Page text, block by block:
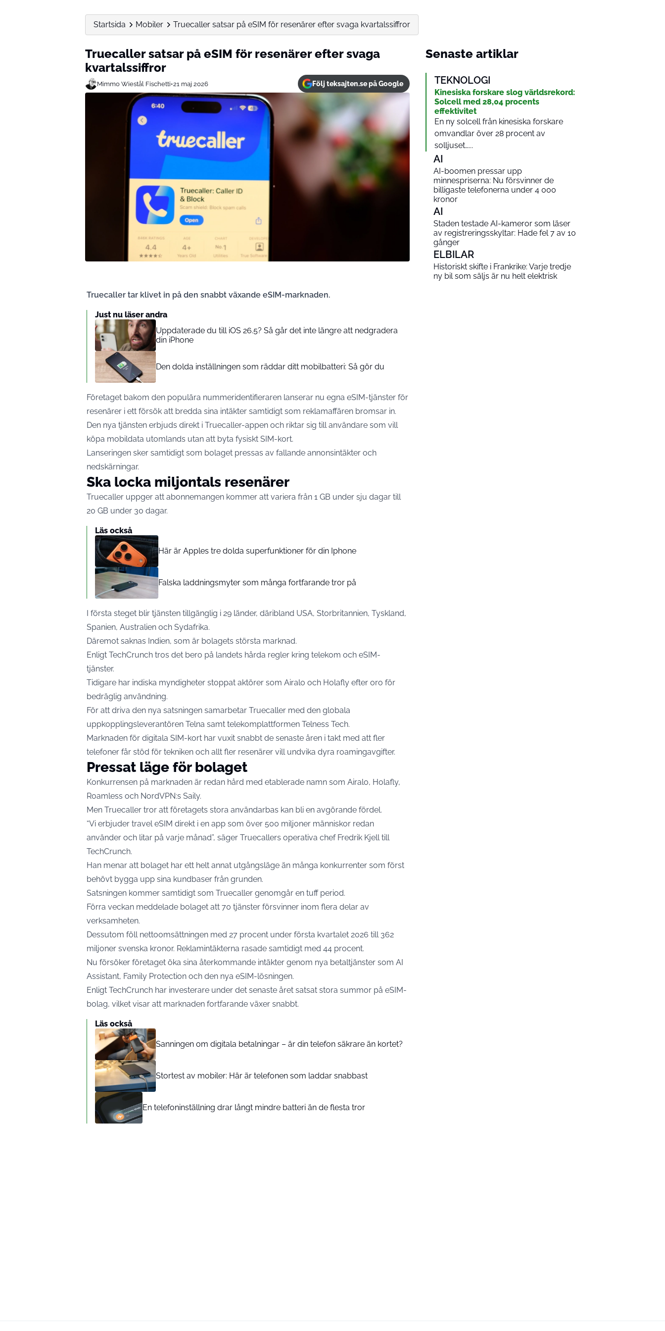
Startsida Mobiler Truecaller satsar på eSIM för resenärer efter svaga kvartalssiffror
Truecaller satsar på eSIM för resenärer efter svaga
kvartalssiffror
Mimmo Wiestål Fischetti•21 maj 2026 Följ teksajten.se på Google
Truecaller tar klivet in på den snabbt växande eSIM-marknaden.
Just nu läser andra
Uppdaterade du till iOS 26.5? Så går det inte längre att nedgradera
din iPhone
Den dolda inställningen som räddar ditt mobilbatteri: Så gör du
Företaget bakom den populära nummeridentifieraren lanserar nu egna eSIM-tjänster för
resenärer i ett försök att bredda sina intäkter samtidigt som reklamaffären bromsar in.
Den nya tjänsten erbjuds direkt i Truecaller-appen och riktar sig till användare som vill
köpa mobildata utomlands utan att byta fysiskt SIM-kort.
Lanseringen sker samtidigt som bolaget pressas av fallande annonsintäkter och
nedskärningar.
Ska locka miljontals resenärer
Truecaller uppger att abonnemangen kommer att variera från 1 GB under sju dagar till
20 GB under 30 dagar.
Läs också
Här är Apples tre dolda superfunktioner för din Iphone
Falska laddningsmyter som många fortfarande tror på
I första steget blir tjänsten tillgänglig i 29 länder, däribland USA, Storbritannien, Tyskland,
Spanien, Australien och Sydafrika.
Däremot saknas Indien, som är bolagets största marknad.
Enligt TechCrunch tros det bero på landets hårda regler kring telekom och eSIM-
tjänster.
Tidigare har indiska myndigheter stoppat aktörer som Airalo och Holafly efter oro för
bedräglig användning.
För att driva den nya satsningen samarbetar Truecaller med den globala
uppkopplingsleverantören Telna samt telekomplattformen Telness Tech.
Marknaden för digitala SIM-kort har vuxit snabbt de senaste åren i takt med att fler
telefoner får stöd för tekniken och allt fler resenärer vill undvika dyra roamingavgifter.
Pressat läge för bolaget
Konkurrensen på marknaden är redan hård med etablerade namn som Airalo, Holafly,
Roamless och NordVPN:s Saily.
Men Truecaller tror att företagets stora användarbas kan bli en avgörande fördel.
“Vi erbjuder travel eSIM direkt i en app som över 500 miljoner människor redan
använder och litar på varje månad”, säger Truecallers operativa chef Fredrik Kjell till
TechCrunch.
Han menar att bolaget har ett helt annat utgångsläge än många konkurrenter som först
behövt bygga upp sina kundbaser från grunden.
Satsningen kommer samtidigt som Truecaller genomgår en tuff period.
Förra veckan meddelade bolaget att 70 tjänster försvinner inom flera delar av
verksamheten.
Dessutom föll nettoomsättningen med 27 procent under första kvartalet 2026 till 362
miljoner svenska kronor. Reklamintäkterna rasade samtidigt med 44 procent.
Nu försöker företaget öka sina återkommande intäkter genom nya betaltjänster som AI
Assistant, Family Protection och den nya eSIM-lösningen.
Enligt TechCrunch har investerare under det senaste året satsat stora summor på eSIM-
bolag, vilket visar att marknaden fortfarande växer snabbt.
Läs också
Sanningen om digitala betalningar – är din telefon säkrare än kortet?
Stortest av mobiler: Här är telefonen som laddar snabbast
En telefoninställning drar långt mindre batteri än de flesta tror
Senaste artiklar
TEKNOLOGI
Kinesiska forskare slog världsrekord:
Solcell med 28,04 procents
effektivitet
En ny solcell från kinesiska forskare
omvandlar över 28 procent av
solljuset…...
AI
AI-boomen pressar upp
minnespriserna: Nu försvinner de
billigaste telefonerna under 4 000
kronor
AI
Staden testade AI-kameror som läser
av registreringsskyltar: Hade fel 7 av 10
gånger
ELBILAR
Historiskt skifte i Frankrike: Varje tredje
ny bil som säljs är nu helt elektrisk